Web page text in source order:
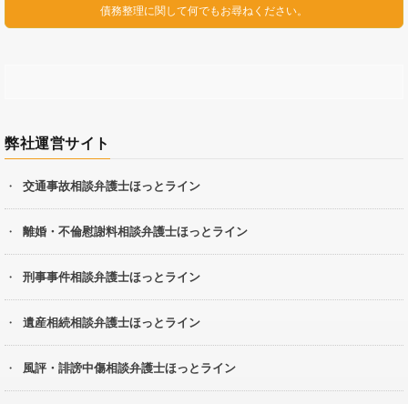
債務整理に関して何でもお尋ねください。
弊社運営サイト
交通事故相談弁護士ほっとライン
離婚・不倫慰謝料相談弁護士ほっとライン
刑事事件相談弁護士ほっとライン
遺産相続相談弁護士ほっとライン
風評・誹謗中傷相談弁護士ほっとライン